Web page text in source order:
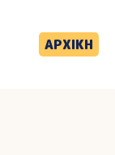
ΑΡΧΙΚΗ